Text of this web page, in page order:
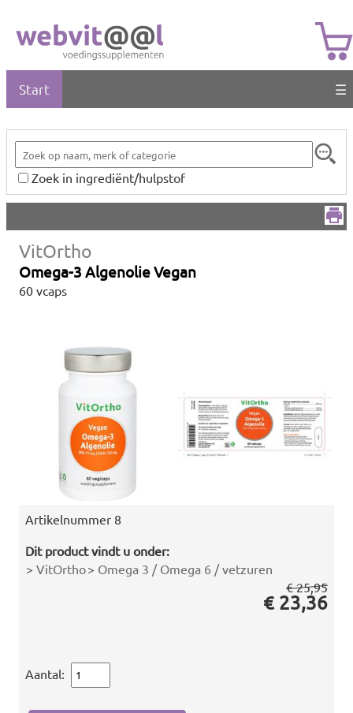
Start ☰
Zoek in ingrediënt/hulpstof
VitOrtho
Omega-3 Algenolie Vegan
60 vcaps
Artikelnummer 8
Dit product vindt u onder:
> VitOrtho> Omega 3 / Omega 6 / vetzuren
€ 25,95
€ 23,36
Aantal: